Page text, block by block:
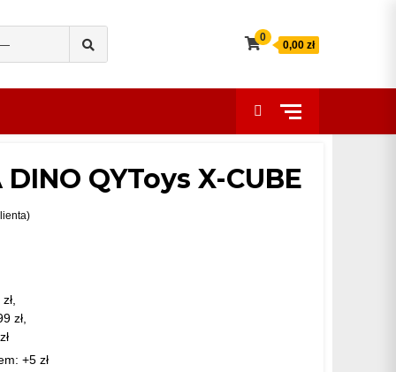
for:
0
0,00 zł
DINO QYToys X-CUBE
zł,
+5 zł